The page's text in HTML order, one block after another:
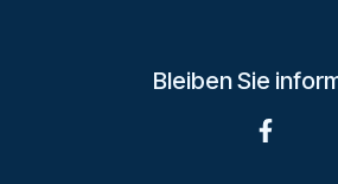
Bleiben Sie